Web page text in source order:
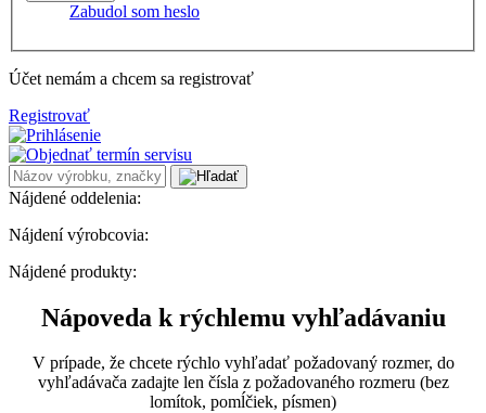
Zabudol som heslo
Účet nemám a chcem sa registrovať
Registrovať
Nájdené oddelenia:
Nájdení výrobcovia:
Nájdené produkty:
Nápoveda k rýchlemu vyhľadávaniu
V prípade, že chcete rýchlo vyhľadať požadovaný rozmer, do
vyhľadávača zadajte len čísla z požadovaného rozmeru (bez
lomítok, pomĺčiek, písmen)